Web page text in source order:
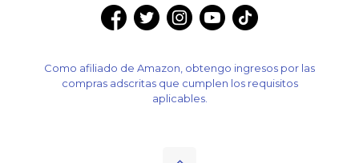
Como afiliado de Amazon, obtengo ingresos por las
compras adscritas que cumplen los requisitos
aplicables.